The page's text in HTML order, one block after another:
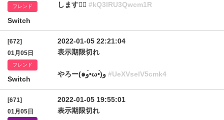
フレンド
Switch
します🙇‍♀️ #kQ3lRU3Qwcm1R
[672]
01月05日
フレンド
Switch
2022-01-05 22:21:04
表示期限切れ
#UeXVselV5cmk4
[671]
01月05日
2022-01-05 19:55:01
表示期限切れ